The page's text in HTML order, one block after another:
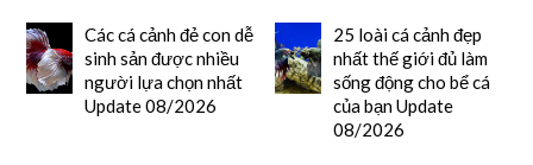
Các cá cảnh đẻ con dễ
sinh sản được nhiều
người lựa chọn nhất
Update 08/2026
25 loài cá cảnh đẹp
nhất thế giới đủ làm
sống động cho bể cá
của bạn Update
08/2026